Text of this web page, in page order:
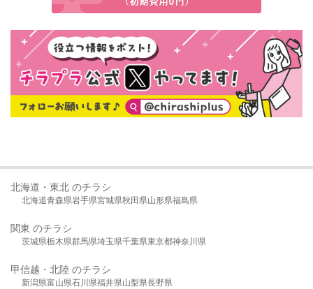
北海道・東北 のチラシ
北海道青森県岩手県宮城県秋田県山形県福島県
関東 のチラシ
茨城県栃木県群馬県埼玉県千葉県東京都神奈川県
甲信越・北陸 のチラシ
新潟県富山県石川県福井県山梨県長野県